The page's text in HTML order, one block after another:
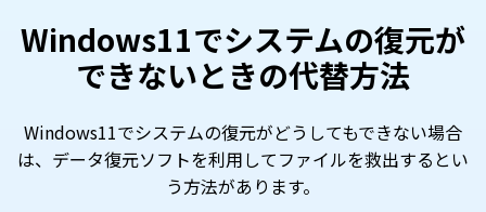
Windows11でシステムの復元が
できないときの代替方法
Windows11でシステムの復元がどうしてもできない場合
は、データ復元ソフトを利用してファイルを救出するとい
う方法があります。